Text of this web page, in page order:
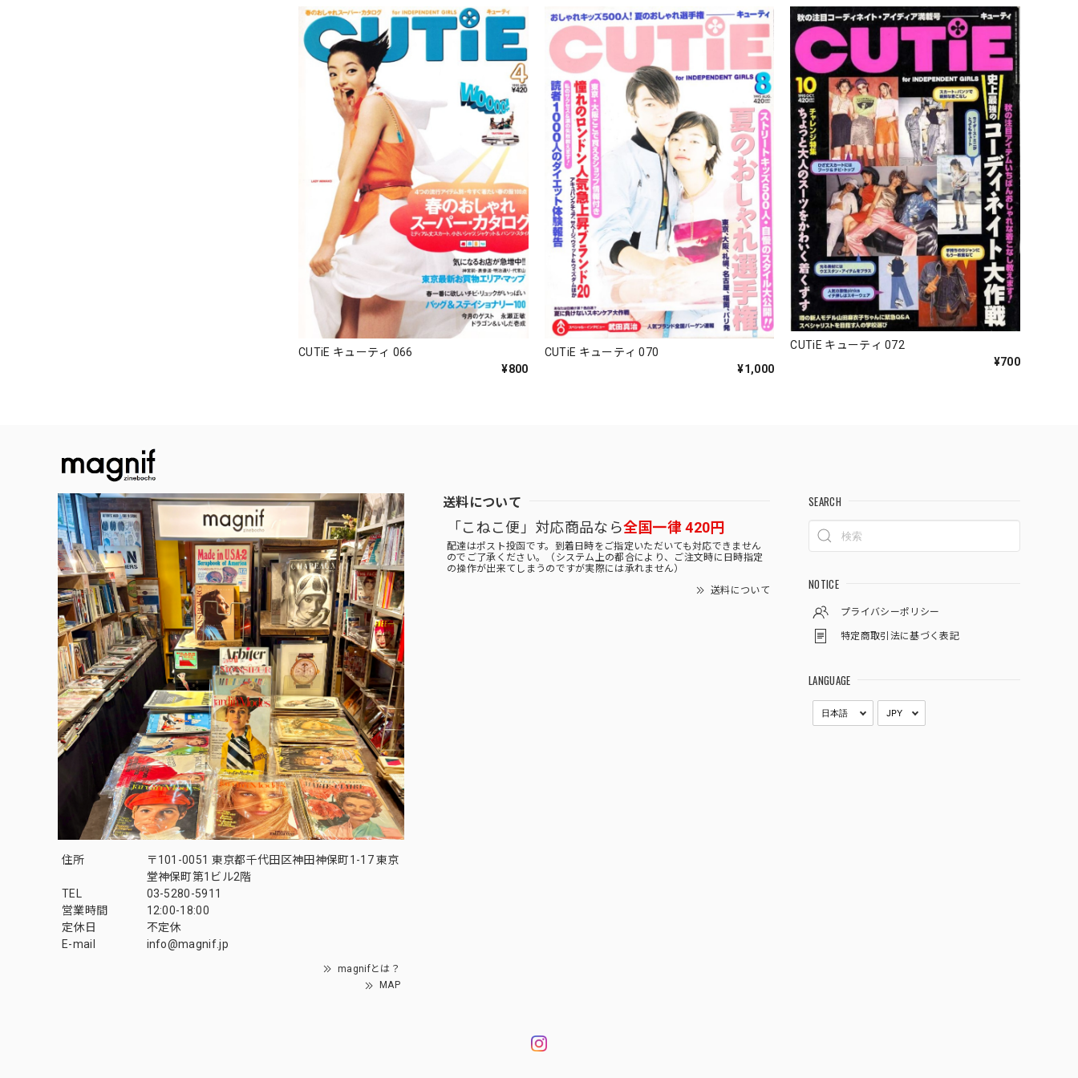
CUTiE キューティ 066
¥800
CUTiE キューティ 070
¥1,000
CUTiE キューティ 072
¥700
住所
〒101-0051 東京都千代田区神田神保町1-17 東京
堂神保町第1ビル2階
TEL
03-5280-5911
営業時間
12:00-18:00
定休日
不定休
E-mail
info@magnif.jp
magnifとは？
MAP
送料について
「こねこ便」対応商品なら全国一律 420円
配達はポスト投函です。到着日時をご指定いただいても対応できません
のでご了承ください。（システム上の都合により、ご注文時に日時指定
の操作が出来てしまうのですが実際には承れません）
送料について
SEARCH
NOTICE
プライバシーポリシー
特定商取引法に基づく表記
LANGUAGE